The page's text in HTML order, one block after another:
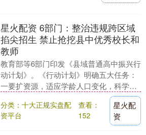
星火配资 6部门：整治违规跨区域
掐尖招生 禁止抢挖县中优秀校长和
教师
教育部等6部门印发《县域普通高中振兴行
动计划》。《行动计划》明确五大任务：
一要扩资源，适应学龄人口变化，科学优
化资源配置，加快扩大公办学位供给；二
要提质量，健全....
分类：十大正规实盘配
资平台
查看：
152
星火配
资